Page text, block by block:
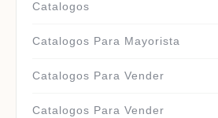
Catalogos
Catalogos Para Mayorista
Catalogos Para Vender
Catalogos Para Vender